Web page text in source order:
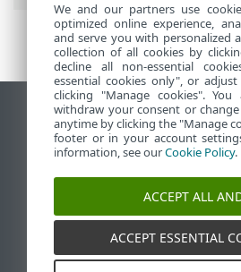
Näytä tietokonesivusto
End of Life
ESET-tietämyskanta
ESET-foorumi
ESET Status Portal
Alueellinen tuki
We and our partners use
optimized online experience,
and serve you with personalized
collection of all cookies by
decline all non-essential
essential cookies only", or
clicking "Manage cookies".
withdraw your consent or
anytime by clicking the "Manage
footer or in your account
information, see ourCookie Policy.
ACCEPT ALL
ACCEPT ESSENTIAL